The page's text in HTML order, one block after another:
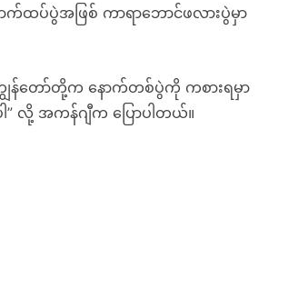
က်ထပ်ပွဲအဖြစ် ကာရာဘောင်ဖလားပွဲမှာ
ျွန်တော်တို့က နောက်တစ်ပွဲကို ကစားရမှာ
” လို့ အကန်ဂျီက ပြောပါတယ်။